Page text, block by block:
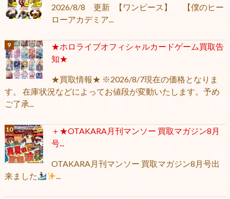
2026/8/8 更新 【ワンピース】 【僕のヒー
ローアカデミア...
★ホロライブオフィシャルカードゲーム買取告
知★
★買取情報★ ※2026/8/7現在の価格となりま
す。 在庫状況などによってお値段が変動いたします。予め
ご了承...
＋★OTAKARA月刊マンソー 買取マガジン8月
号...
OTAKARA月刊マンソー 買取マガジン8月号出
来ました
...